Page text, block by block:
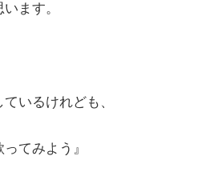
ます。
いるけれども、
てみよう』